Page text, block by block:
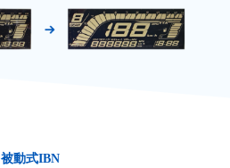
被動式IBN